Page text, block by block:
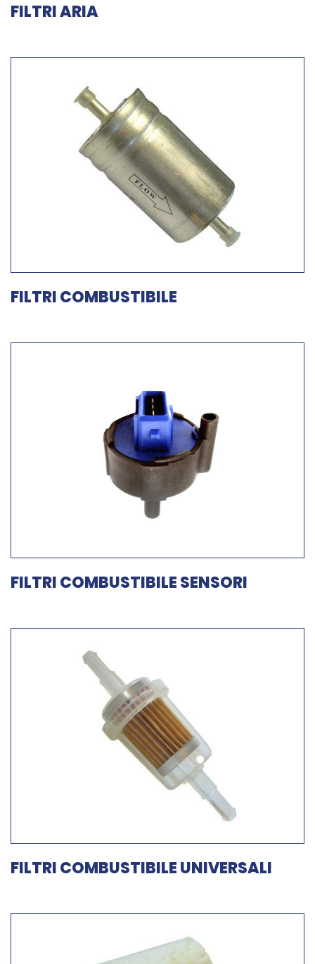
FILTRI ARIA
FILTRI COMBUSTIBILE
FILTRI COMBUSTIBILE SENSORI
FILTRI COMBUSTIBILE UNIVERSALI